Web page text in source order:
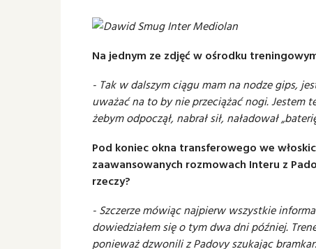
Na jednym ze zdjęć w ośrodku
- Tak w dalszym ciągu mam na nodze gips,
uważać na to by nie przeciążać nogi. Jestem
żebym odpoczął, nabrał sił, naładował
Pod koniec okna transferowego we
zaawansowanych rozmowach Interu z
rzeczy?
- Szczerze mówiąc najpierw wszystkie
dowiedziałem się o tym dwa dni później.
ponieważ dzwonili z Padovy szukając